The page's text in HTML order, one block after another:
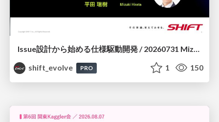
Issue設計から始める仕様駆動開発 / 20260731 Mizuki Hirata
shift_evolve
PRO 1 150